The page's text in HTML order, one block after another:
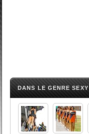
DANS LE GENRE SEXY